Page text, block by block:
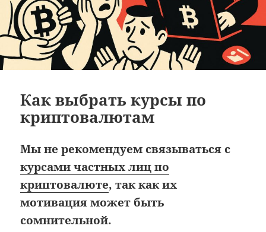
Как выбрать курсы по
криптовалютам
Мы не рекомендуем связываться с
курсами частных лиц по
криптовалюте, так как их
мотивация может быть
сомнительной.